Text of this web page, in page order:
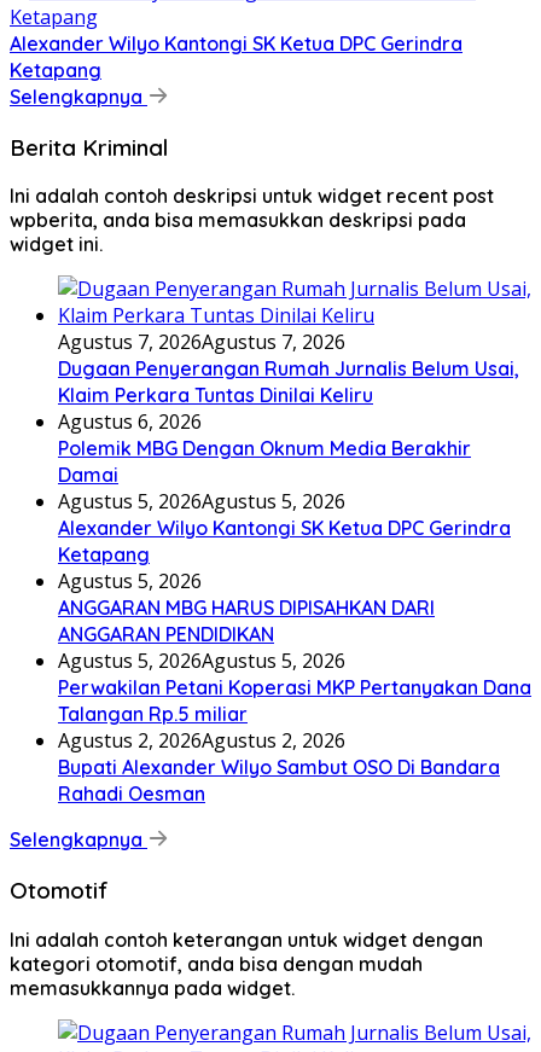
Alexander Wilyo Kantongi SK Ketua DPC Gerindra
Ketapang
Selengkapnya
Berita Kriminal
Ini adalah contoh deskripsi untuk widget recent post
wpberita, anda bisa memasukkan deskripsi pada
widget ini.
Agustus 7, 2026Agustus 7, 2026
Dugaan Penyerangan Rumah Jurnalis Belum Usai,
Klaim Perkara Tuntas Dinilai Keliru
Agustus 6, 2026
Polemik MBG Dengan Oknum Media Berakhir
Damai
Agustus 5, 2026Agustus 5, 2026
Alexander Wilyo Kantongi SK Ketua DPC Gerindra
Ketapang
Agustus 5, 2026
ANGGARAN MBG HARUS DIPISAHKAN DARI
ANGGARAN PENDIDIKAN
Agustus 5, 2026Agustus 5, 2026
Perwakilan Petani Koperasi MKP Pertanyakan Dana
Talangan Rp.5 miliar
Agustus 2, 2026Agustus 2, 2026
Bupati Alexander Wilyo Sambut OSO Di Bandara
Rahadi Oesman
Selengkapnya
Otomotif
Ini adalah contoh keterangan untuk widget dengan
kategori otomotif, anda bisa dengan mudah
memasukkannya pada widget.